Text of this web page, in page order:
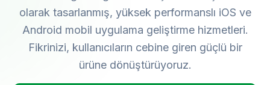
olarak tasarlanmış, yüksek performanslı iOS ve
Android mobil uygulama geliştirme hizmetleri.
Fikrinizi, kullanıcıların cebine giren güçlü bir
ürüne dönüştürüyoruz.